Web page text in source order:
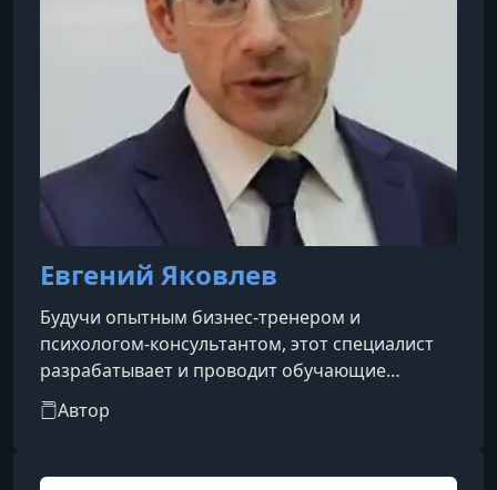
Евгений Яковлев
Будучи опытным бизнес-тренером и
психологом-консультантом, этот специалист
разрабатывает и проводит обучающие
программы как для открытой аудитории, так и
для корпоративных клиентов. Его карьера в
2001 года он реализует собственные курсы,
Автор